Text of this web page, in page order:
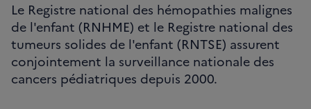
Le Registre national des hémopathies malignes
de l'enfant (RNHME) et le Registre national des
tumeurs solides de l'enfant (RNTSE) assurent
conjointement la surveillance nationale des
cancers pédiatriques depuis 2000.